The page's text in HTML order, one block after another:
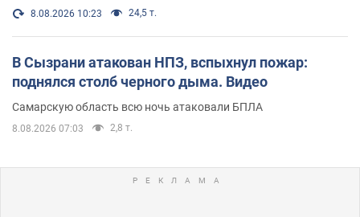
8.08.2026 10:23 24,5 т.
В Сызрани атакован НПЗ, вспыхнул пожар:
поднялся столб черного дыма. Видео
Самарскую область всю ночь атаковали БПЛА
8.08.2026 07:03 2,8 т.